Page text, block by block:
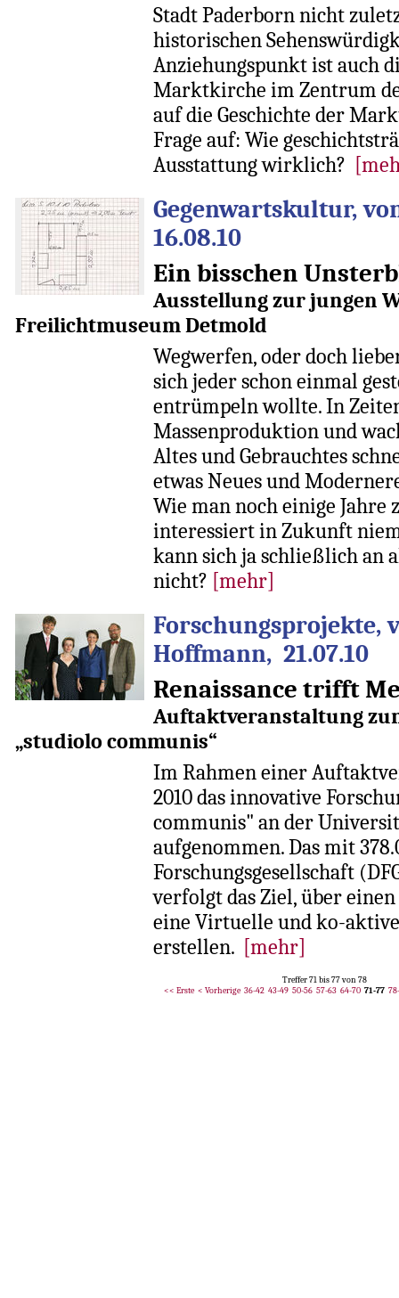
Stadt Paderborn nicht
historischen
Anziehungspunkt ist auch
Marktkirche im Zentrum
auf die Geschichte der
Frage auf: Wie
Ausstattung wirk­lich?
Gegenwartskultur,
16.08.10
Ein bisschen
Ausstellung zur jungen
Freilichtmuseum Detmold
Wegwerfen, oder doch
sich jeder schon einmal
entrümpeln wollte. In
Massenproduktion und
Altes und Gebrauchtes
etwas Neues und
Wie man noch einige
interessiert in Zukunft
kann sich ja schließlich an
nicht? [mehr]
Forschungsprojekte,
Hoffmann, 21.07.10
Renaissance trifft
Auftaktveranstaltung
„studiolo communis“
Im Rahmen einer
2010 das innovative
communis" an der
aufgenommen. Das mit
Forschungsgesellschaft
verfolgt das Ziel, über
eine Virtuelle und ko-
erstellen. [mehr]
Treffer 71 bis 77 von 78
<< Erste < Vorherige 36-42 43-49 50-56 57-63 64-70 71-77